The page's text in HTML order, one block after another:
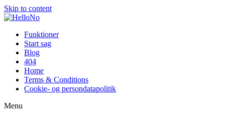
Skip to content
Funktioner
Start sag
Blog
404
Home
Terms & Conditions
Cookie- og persondatapolitik
Menu